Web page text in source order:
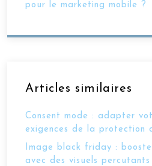
pour le marketing mobile ?
Articles similaires
Consent mode : adapter
exigences de la protection
Image black friday :
avec des visuels percutants